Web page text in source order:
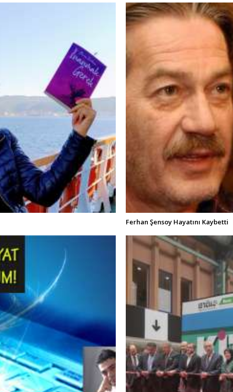
Ferhan Şensoy Hayatını Kaybetti